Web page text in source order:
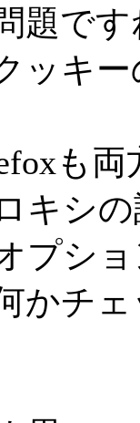
題です
ッキ
も両
キシ
プシ
かチ